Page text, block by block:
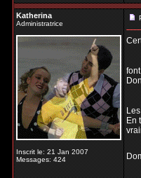
Katherina
Administratrice
Inscrit le: 21 Jan 2007
Messages: 424
En